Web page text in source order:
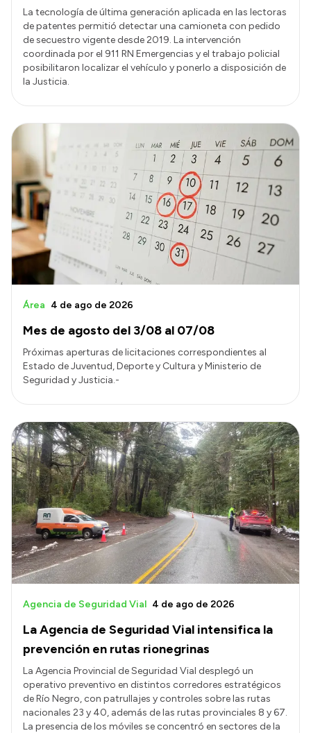
La tecnología de última generación aplicada en las lectoras
de patentes permitió detectar una camioneta con pedido
de secuestro vigente desde 2019. La intervención
coordinada por el 911 RN Emergencias y el trabajo policial
posibilitaron localizar el vehículo y ponerlo a disposición de
la Justicia.
Mes de agosto del 3/08 al 07/08
Área 4 de ago de 2026
Próximas aperturas de licitaciones correspondientes al
Estado de Juventud, Deporte y Cultura y Ministerio de
Seguridad y Justicia.-
La Agencia de Seguridad Vial intensifica la
prevención en rutas rionegrinas
Agencia de Seguridad Vial 4 de ago de 2026
La Agencia Provincial de Seguridad Vial desplegó un
operativo preventivo en distintos corredores estratégicos
de Río Negro, con patrullajes y controles sobre las rutas
nacionales 23 y 40, además de las rutas provinciales 8 y 67.
La presencia de los móviles se concentró en sectores de la